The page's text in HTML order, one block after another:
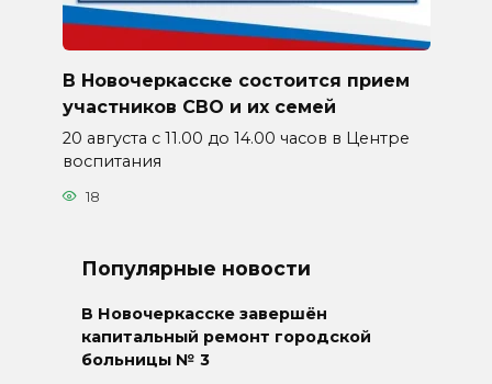
В Новочеркасске состоится прием
участников СВО и их семей
20 августа с 11.00 до 14.00 часов в Центре
воспитания
18
Популярные новости
В Новочеркасске завершён
капитальный ремонт городской
больницы № 3